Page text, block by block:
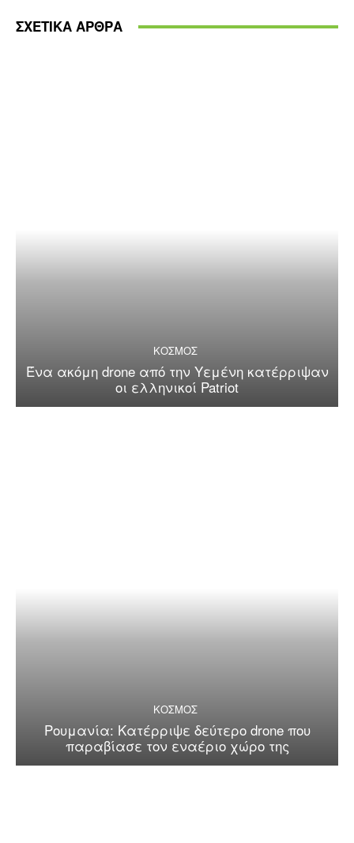
ΣΧΕΤΙΚΑ ΑΡΘΡΑ
ΚΟΣΜΟΣ
Ένα ακόμη drone από την Υεμένη κατέρριψαν
οι ελληνικοί Patriot
ΚΟΣΜΟΣ
Ρουμανία: Κατέρριψε δεύτερο drone που
παραβίασε τον εναέριο χώρο της